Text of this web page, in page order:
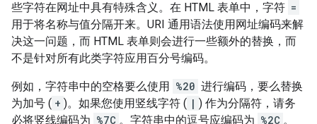
些字符在网址中具有特殊含义。在 HTML 表单中，字符 =
用于将名称与值分隔开来。URI 通用语法使用网址编码来解
决这一问题，而 HTML 表单则会进行一些额外的替换，而
不是针对所有此类字符应用百分号编码。
例如，字符串中的空格要么使用 %20 进行编码，要么替换
为加号 ( + )。如果您使用竖线字符 ( | ) 作为分隔符，请务
必将竖线编码为 %7C 。字符串中的逗号应编码为 %2C 。